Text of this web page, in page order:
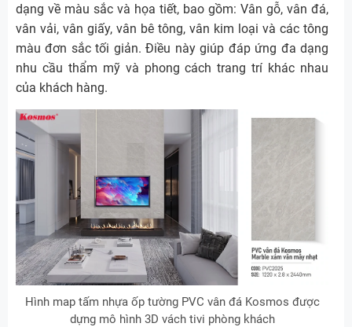
dạng về màu sắc và họa tiết, bao gồm: Vân gỗ, vân đá,
vân vải, vân giấy, vân bê tông, vân kim loại và các tông
màu đơn sắc tối giản. Điều này giúp đáp ứng đa dạng
nhu cầu thẩm mỹ và phong cách trang trí khác nhau
của khách hàng.
Hình map tấm nhựa ốp tường PVC vân đá Kosmos được
dựng mô hình 3D vách tivi phòng khách